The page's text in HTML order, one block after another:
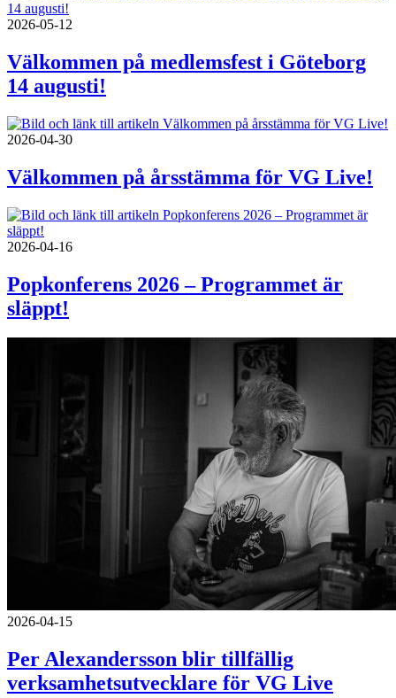
2026-05-12
Välkommen på medlemsfest i Göteborg
14 augusti!
2026-04-30
Välkommen på årsstämma för VG Live!
2026-04-16
Popkonferens 2026 – Programmet är
släppt!
2026-04-15
Per Alexandersson blir tillfällig
verksamhetsutvecklare för VG Live